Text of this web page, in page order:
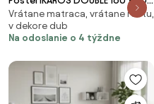
cm, dub artisan/biela Rošt: S
latkovým roštom, Matrac:
Matrac COCO MAXI 20 cm
Vrátane matraca, vrátane roštu,
v dekore dub
Na odoslanie o 4 týždne